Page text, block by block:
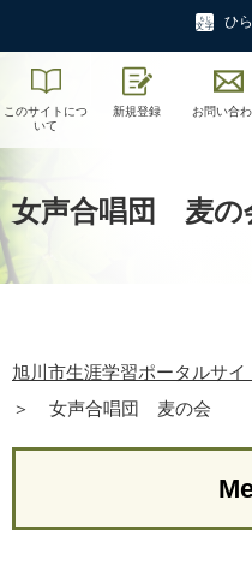
ひ
このサイトにつ
いて
新規登録 お問い合
女声合唱団 麦の
旭川市生涯学習ポータルサイ
＞
女声合唱団 麦の会